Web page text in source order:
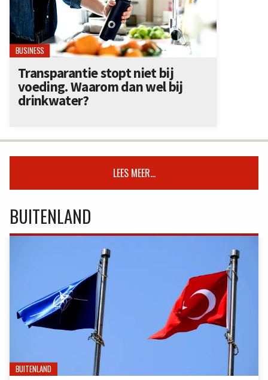
BUSINESS
Transparantie stopt niet bij
voeding. Waarom dan wel bij
drinkwater?
LEES MEER...
BUITENLAND
BUITENLAND